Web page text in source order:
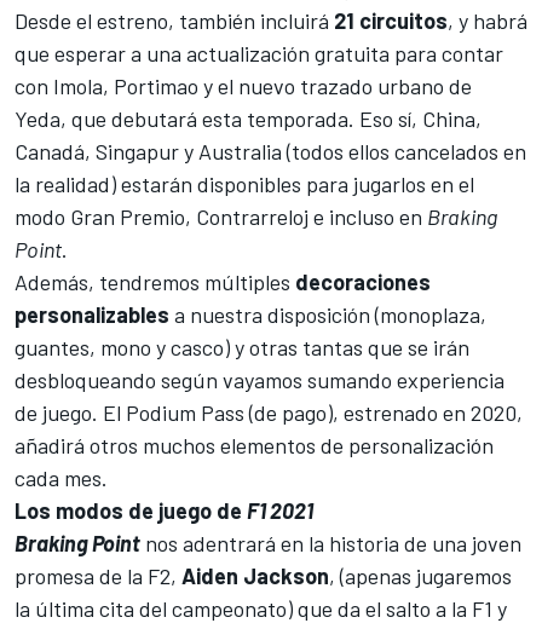
Desde el estreno, también incluirá 21 circuitos, y habrá
que esperar a una actualización gratuita para contar
con Imola, Portimao y el nuevo trazado urbano de
Yeda, que debutará esta temporada. Eso sí, China,
Canadá, Singapur y Australia (todos ellos cancelados en
la realidad) estarán disponibles para jugarlos en el
modo Gran Premio, Contrarreloj e incluso en Braking
Point.
Además, tendremos múltiples decoraciones
personalizables a nuestra disposición (monoplaza,
guantes, mono y casco) y otras tantas que se irán
desbloqueando según vayamos sumando experiencia
de juego. El Podium Pass (de pago), estrenado en 2020,
añadirá otros muchos elementos de personalización
cada mes.
Los modos de juego de F1 2021
BrakingPoint nos adentrará en la historia de una joven
promesa de la F2, Aiden Jackson, (apenas jugaremos
la última cita del campeonato) que da el salto a la F1 y